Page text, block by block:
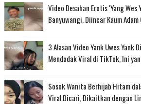
Video Desahan Erotis ‘Yang Wes
Banyuwangi, Diincar Kaum
3 Alasan Video Yank Uwes Yank
Mendadak Viral di TikTok, Ini
Sosok Wanita Berhijab Hitam
Viral Dicari, Dikaitkan dengan